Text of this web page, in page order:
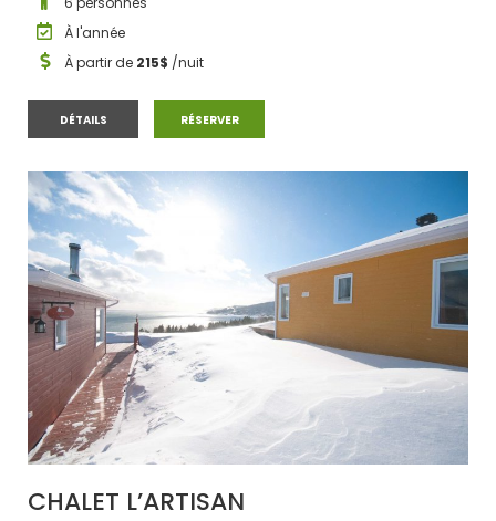
À l'année
À partir de 215$ /nuit
DÉTAILSCHALET LE BÉJAUNE
RÉSERVERCHALET LE BÉJAUNE
CHALET L’ARTISAN